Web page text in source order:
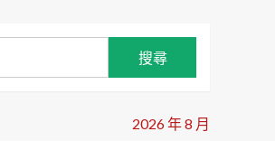
2026 年 8 月